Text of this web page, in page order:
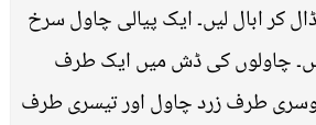
کر ابال لیں۔ ایک پیالی چاول سرخ
چاولوں کی ڈش میں ایک طرف
طرف زرد چاول اور تیسری طرف